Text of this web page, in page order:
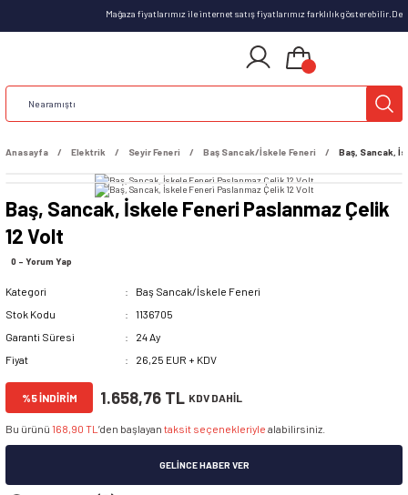
Mağaza fiyatlarımız ile internet satış fiyatlarımız farklılık
Anasayfa Elektrik Seyir Feneri Baş Sancak/İskele Feneri Baş, Sancak,
Baş, Sancak, İskele Feneri Paslanmaz Çelik
12 Volt
0 - Yorum Yap
Kategori
Baş Sancak/İskele Feneri
Stok Kodu
1136705
Garanti Süresi
24 Ay
Fiyat
26,25 EUR + KDV
%5 İNDİRİM 1.658,76 TL KDV DAHİL
Bu ürünü 168,90 TL ’den başlayan taksit seçenekleriyle alabilirsiniz.
GELINCE HABER VER